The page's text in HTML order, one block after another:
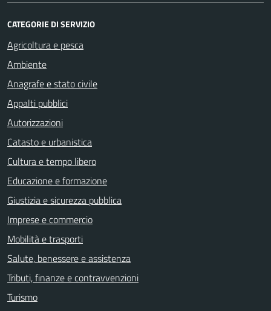
CATEGORIE DI SERVIZIO
Agricoltura e pesca
Ambiente
Anagrafe e stato civile
Appalti pubblici
Autorizzazioni
Catasto e urbanistica
Cultura e tempo libero
Educazione e formazione
Giustizia e sicurezza pubblica
Imprese e commercio
Mobilità e trasporti
Salute, benessere e assistenza
Tributi, finanze e contravvenzioni
Turismo